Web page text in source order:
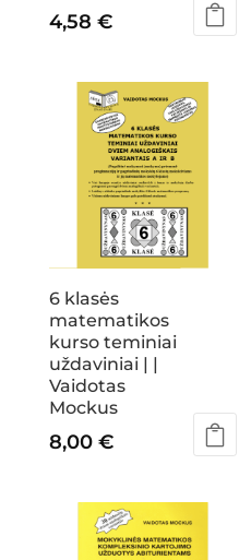
4,58 €
6 klasės
matematikos
kurso teminiai
uždaviniai | |
Vaidotas
Mockus
8,00 €